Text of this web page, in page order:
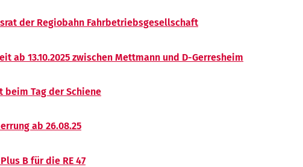
der Regiobahn Fahrbetriebsgesellschaft
ab 13.10.2025 zwischen Mettmann und D-Gerresheim
beim Tag der Schiene
ab 26.08.25
B für die RE 47